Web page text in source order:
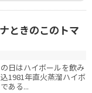
ときのこのトマ
日はハイボールを飲み
1981年直火蒸溜ハイボ
ある...